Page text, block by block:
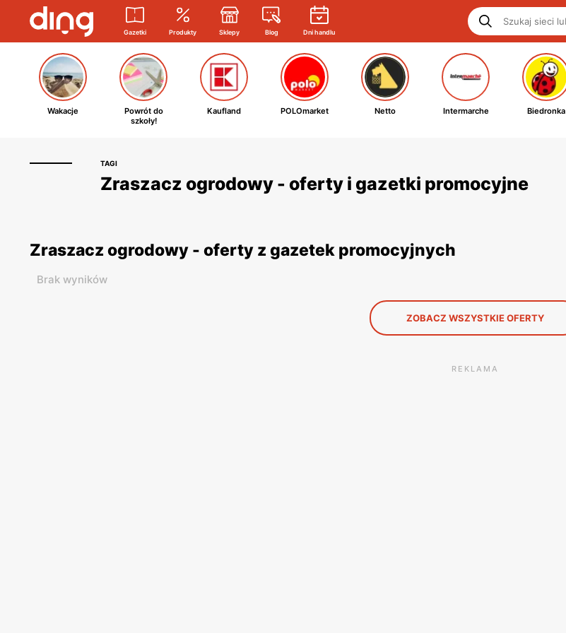
Gazetki Produkty Sklepy Blog Dni handlu
Wakacje
Powrót do
szkoły!
Kaufland POLOmarket Netto Intermarche Biedronka
TAGI
Zraszacz ogrodowy - oferty i gazetki promocyjne
Zraszacz ogrodowy - oferty z gazetek promocyjnych
Brak wyników
ZOBACZ WSZYSTKIE OFERTY
REKLAMA